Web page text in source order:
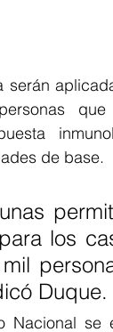
serán
que
de base.
los
Duque.
se